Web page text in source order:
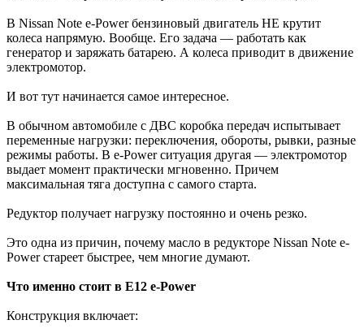
В Nissan Note e-Power бензиновый двигатель НЕ крутит
колеса напрямую. Вообще. Его задача — работать как
генератор и заряжать батарею. А колеса приводит в движение
электромотор.
И вот тут начинается самое интересное.
В обычном автомобиле с ДВС коробка передач испытывает
переменные нагрузки: переключения, обороты, рывки, разные
режимы работы. В e-Power ситуация другая — электромотор
выдает момент практически мгновенно. Причем
максимальная тяга доступна с самого старта.
Редуктор получает нагрузку постоянно и очень резко.
Это одна из причин, почему масло в редукторе Nissan Note e-
Power стареет быстрее, чем многие думают.
Что именно стоит в E12 e-Power
Конструкция включает: